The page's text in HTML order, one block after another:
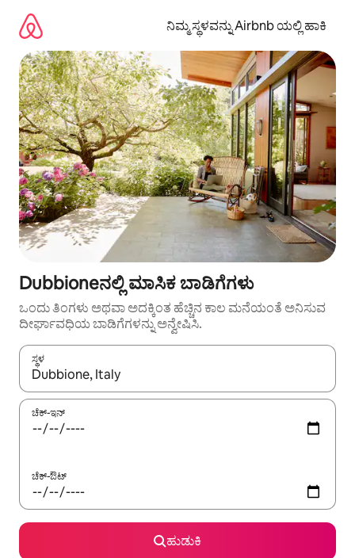
ಹೋಗಿ
ನಿಮ್ಮ ಸ್ಥಳವನ್ನು Airbnb ಯಲ್ಲಿ ಹಾಕಿ
Dubbioneನಲ್ಲಿ ಮಾಸಿಕ ಬಾಡಿಗೆಗಳು
ಒಂದು ತಿಂಗಳು ಅಥವಾ ಅದಕ್ಕಿಂತ ಹೆಚ್ಚಿನ ಕಾಲ ಮನೆಯಂತೆ ಅನಿಸುವ
ದೀರ್ಘಾವಧಿಯ ಬಾಡಿಗೆಗಳನ್ನು ಅನ್ವೇಷಿಸಿ.
ಸ್ಥಳ
ಫಲಿತಾಂಶಗಳು ಲಭ್ಯವಿರುವಾಗ, ಅಪ್ ಮತ್ತು ಡೌನ್ ಬಾಣದ ಕೀಲಿಗಳೊಂದಿಗೆ
ಚೆಕ್-ಇನ್
ಚೆಕ್-ಔಟ್
ಹುಡುಕಿ